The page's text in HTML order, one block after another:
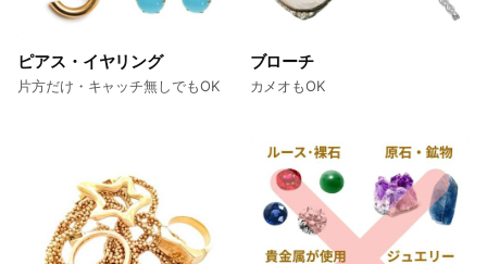
ピアス・イヤリング
片方だけ・キャッチ無しでもOK
ブローチ
カメオもOK